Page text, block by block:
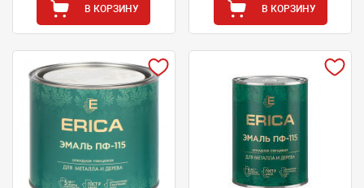
В КОРЗИНУ В КОРЗИНУ